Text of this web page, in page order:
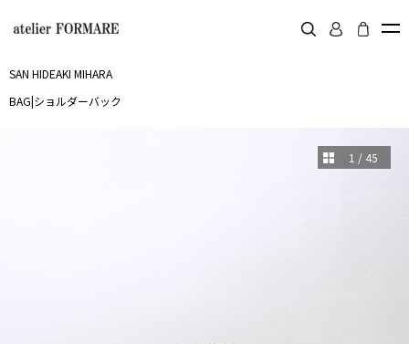
SAN HIDEAKI MIHARA
BAG|ショルダーバック
1 / 45